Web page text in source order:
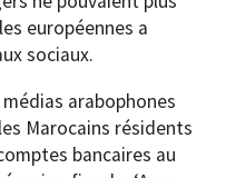
européennes a
sociaux.
arabophones
Marocains résidents
bancaires au